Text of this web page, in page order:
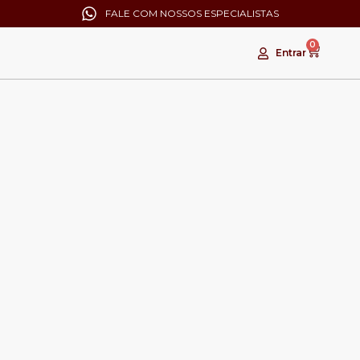
FALE COM NOSSOS ESPECIALISTAS
Entrar
0